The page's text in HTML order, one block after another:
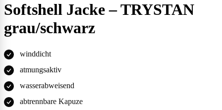
Softshell Jacke – TRYSTAN
grau/schwarz
winddicht
atmungsaktiv
wasserabweisend
abtrennbare Kapuze